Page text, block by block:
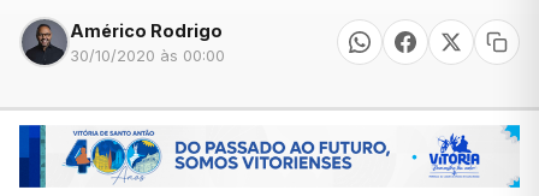
Américo Rodrigo
30/10/2020 às 00:00